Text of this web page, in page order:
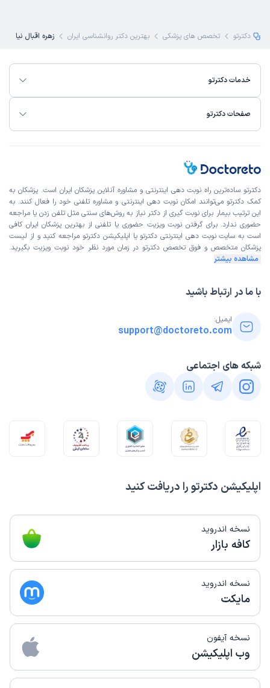
دکترتو تخصص های پزشکی بهترین دکتر روانشناسی ایران زهره اقبال نیا
خدمات دکترتو
صفحات دکترتو
اپلیکیشن دکترتو را دریافت کنید
نسخه اندروید
کافه بازار
نسخه اندروید
مایکت
نسخه آیفون
وب اپلیکیشن
دکترتو ساده‌ترین راه نوبت‌ دهی اینترنتی و مشاوره آنلاین پزشکان ایران است. پزشکان به
کمک دکترتو می‌توانند امکان نوبت دهی اینترنتی و مشاوره تلفنی خود را فعال کنند. به
این ترتیب بیمار برای نوبت گیری از دکتر نیاز به روش‌های سنتی مثل تلفن زدن یا مراجعه
حضوری ندارد. برای گرفتن نوبت ویزیت حضوری یا تلفنی از بهترین پزشکان ایران کافی
است به سایت نوبت دهی اینترنتی دکترتو یا اپلیکیشن دکترتو مراجعه کنید و از لیست
پزشکان متخصص و فوق تخصص دکترتو در زمان مورد نظر خود نوبت ویزیت بگیرید.
مشاهده بیشتر
با ما در ارتباط باشید
ایمیل:
support@doctoreto.com
شبکه های اجتماعی